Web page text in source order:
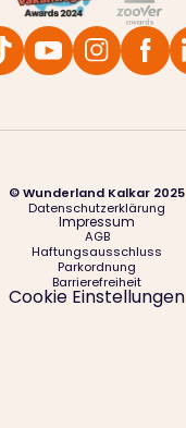
© Wunderland Kalkar 2025
Datenschutzerklärung
Impressum
AGB
Haftungsausschluss
Parkordnung
Barrierefreiheit
Cookie Einstellungen